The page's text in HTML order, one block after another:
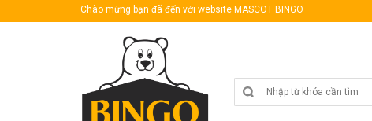
Chào mừng bạn đã đến với website MASCOT BINGO